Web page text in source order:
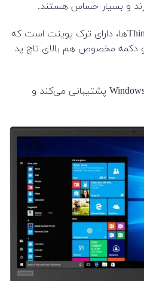
و بسیار حساس هستند.
طبق معمول مثل همه‌ی ThinkPadها، دارای ترک پوینت است که
دو دکمه مخصوص هم بالای تاچ پد
تاچ پد از درایورهای Windows Precision پشتیبانی می‌کند و